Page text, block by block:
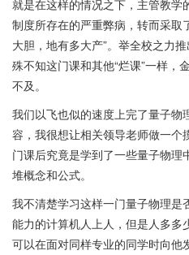
就是在这样的情况之下，主管教学
制度所存在的严重弊病，转而采取
大胆，地有多大产”。举全校之力
殊不知这门课和其他“烂课”一样，
不及。
我们以飞也似的速度上完了量子物
容，我很想让相关领导老师做一个
门课后究竟是学到了一些量子物
堆概念和公式。
我不清楚学习这样一门量子物理是
能力的计算机人上人，但是人多多
可以在面对同样专业的同学时向他